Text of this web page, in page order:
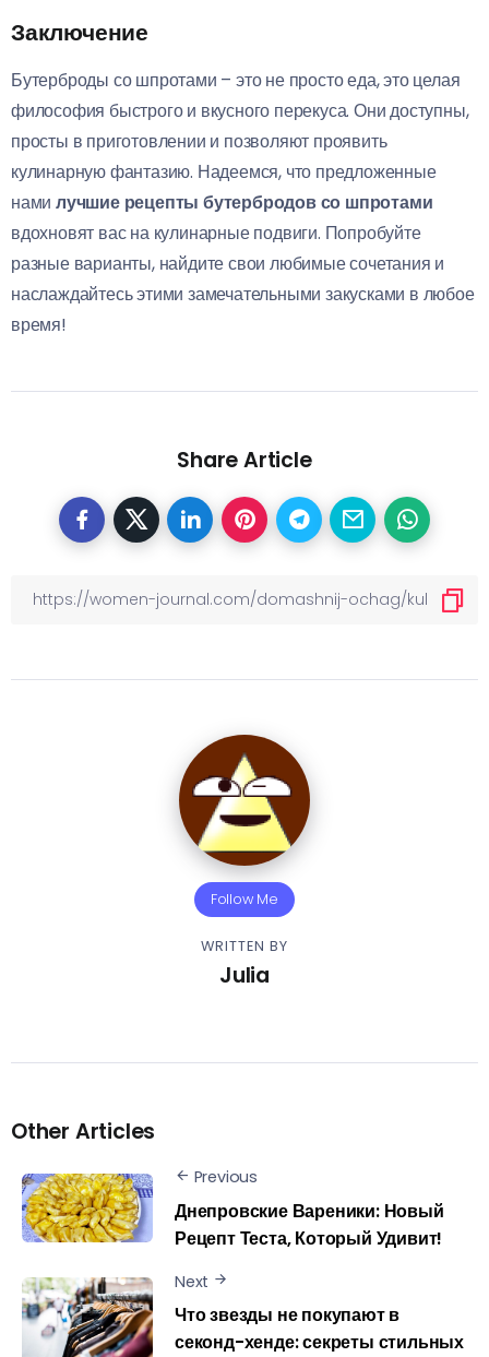
Заключение
Бутерброды со шпротами – это не просто еда, это целая
философия быстрого и вкусного перекуса. Они доступны,
просты в приготовлении и позволяют проявить
кулинарную фантазию. Надеемся, что предложенные
нами лучшие рецепты бутербродов со шпротами
вдохновят вас на кулинарные подвиги. Попробуйте
разные варианты, найдите свои любимые сочетания и
наслаждайтесь этими замечательными закусками в любое
время!
Share Article
Follow Me
WRITTEN BY
Julia
Other Articles
Previous
Днепровские Вареники: Новый
Рецепт Теста, Который Удивит!
Next
Что звезды не покупают в
секонд-хенде: секреты стильных